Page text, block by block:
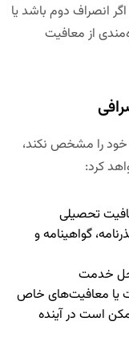
انصراف دوم باشد یا
از معافیت
را مشخص نکند،
کرد:
تحصیلی
گواهینامه و
خدمت
یا معافیت‌های خاص
است در آینده